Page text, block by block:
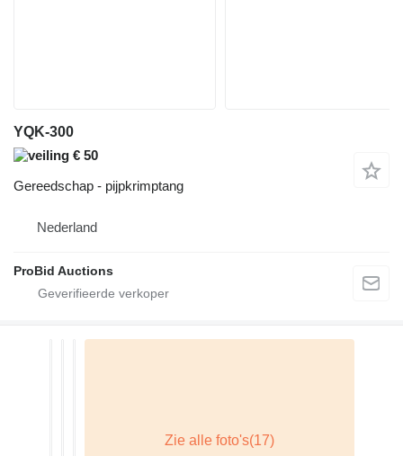
YQK-300
€ 50
Gereedschap - pijpkrimptang
Nederland
ProBid Auctions